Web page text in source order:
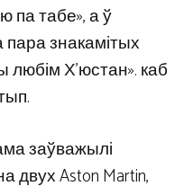
па табе», а ў
знакамітых
любім Х’юстан». каб
заўважылі
двух Aston Martin,